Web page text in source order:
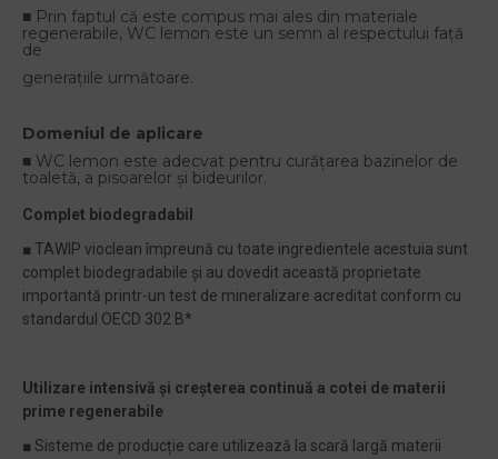
■ Prin faptul că este compus mai ales din materiale
regenerabile, WC lemon este un semn al respectului față
de
generațiile următoare.
Domeniul de aplicare
■ WC lemon este adecvat pentru curățarea bazinelor de
toaletă, a pisoarelor și bideurilor.
Complet biodegradabil
■ TAWIP vioclean împreună cu toate ingredientele acestuia sunt
complet biodegradabile și au dovedit această proprietate
importantă printr-un test de mineralizare acreditat conform cu
standardul OECD 302 B*
Utilizare intensivă și creșterea continuă a cotei de materii
prime regenerabile
■ Sisteme de producție care utilizează la scară largă materii